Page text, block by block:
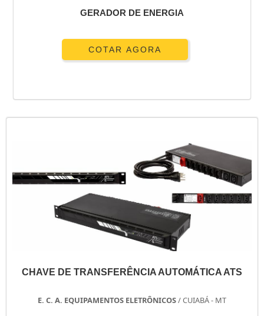
GERADOR DE ENERGIA
COTAR AGORA
CHAVE DE TRANSFERÊNCIA AUTOMÁTICA ATS
E. C. A. EQUIPAMENTOS ELETRÔNICOS/ CUIABÁ - MT